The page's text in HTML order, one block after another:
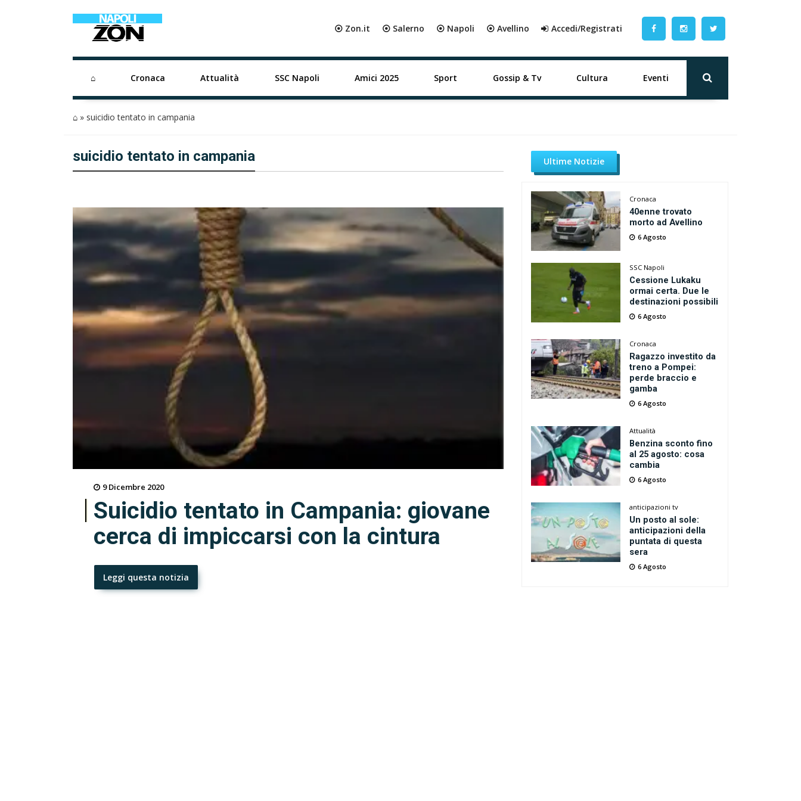
⦿ Zon.it ⦿ Salerno ⦿ Napoli ⦿ Avellino Accedi/Registrati
⌂ Cronaca Attualità SSC Napoli Amici 2025 Sport Gossip & Tv Cultura Eventi
⌂ » suicidio tentato in campania
suicidio tentato in campania
9 Dicembre 2020
Suicidio tentato in Campania: giovane
cerca di impiccarsi con la cintura
Leggi questa notizia
Ultime Notizie
Cronaca
40enne trovato
morto ad Avellino
6 Agosto
SSC Napoli
Cessione Lukaku
ormai certa. Due le
destinazioni possibili
6 Agosto
Cronaca
Ragazzo investito da
treno a Pompei:
perde braccio e
gamba
6 Agosto
Attualità
Benzina sconto fino
al 25 agosto: cosa
cambia
6 Agosto
anticipazioni tv
Un posto al sole:
anticipazioni della
puntata di questa
sera
6 Agosto